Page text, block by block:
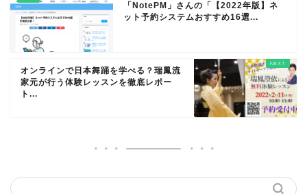
「NotePM」さんの「【2022年版】ネ
ット予約システムおすすめ16選...
オンラインで日本舞踊を学べる？瑞鳳流
家元が行う体験レッスンを徹底レポー
ト...